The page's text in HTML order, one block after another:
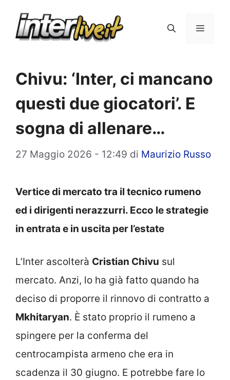
Menu
Chivu: ‘Inter, ci mancano
questi due giocatori’. E
sogna di allenare…
27 Maggio 2026 - 12:49 di Maurizio Russo
Vertice di mercato tra il tecnico rumeno
ed i dirigenti nerazzurri. Ecco le strategie
in entrata e in uscita per l’estate
L’Inter ascolterà Cristian Chivu sul
mercato. Anzi, lo ha già fatto quando ha
deciso di proporre il rinnovo di contratto a
Mkhitaryan. È stato proprio il rumeno a
spingere per la conferma del
centrocampista armeno che era in
scadenza il 30 giugno. E potrebbe fare lo